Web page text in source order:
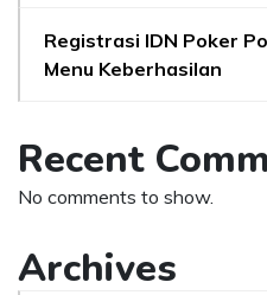
Registrasi IDN Poker
Menu Keberhasilan
Recent
No comments to show.
Archives